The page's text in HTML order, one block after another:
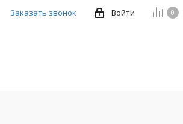
0
Войти
Заказать звонок